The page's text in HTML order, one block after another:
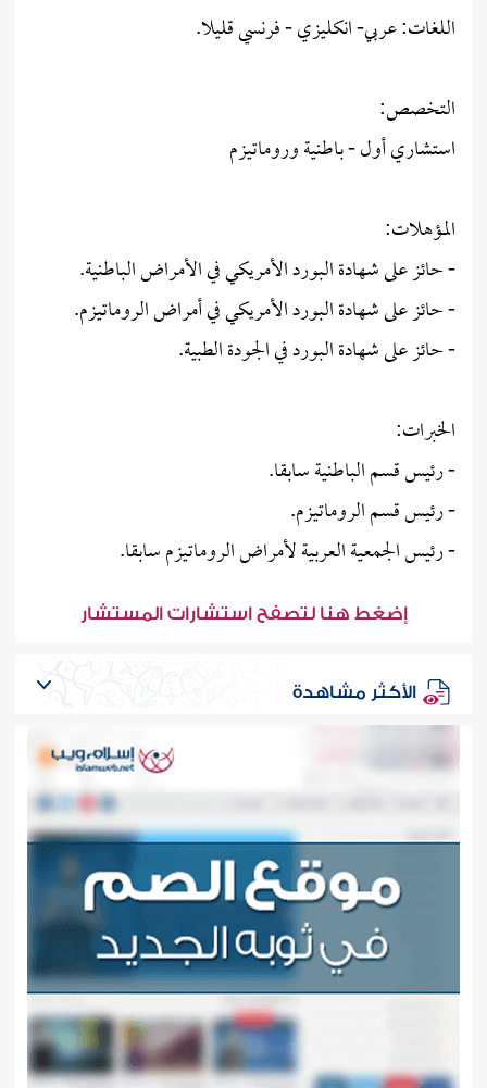
اللغات: عربي- انكليزي - فرنسي قليلا.
التخصص:
استشاري أول - باطنية وروماتيزم
المؤهلات:
- حائز على شهادة البورد الأمريكي في الأمراض الباطنية.
- حائز على شهادة البورد الأمريكي في أمراض الروماتيزم.
- حائز على شهادة البورد في الجودة الطبية.
الخبرات:
- رئيس قسم الباطنية سابقا.
- رئيس قسم الروماتيزم.
- رئيس الجمعية العربية لأمراض الروماتيزم سابقا.
إضغط هنا لتصفح استشارات المستشار
الأكثر مشاهدة